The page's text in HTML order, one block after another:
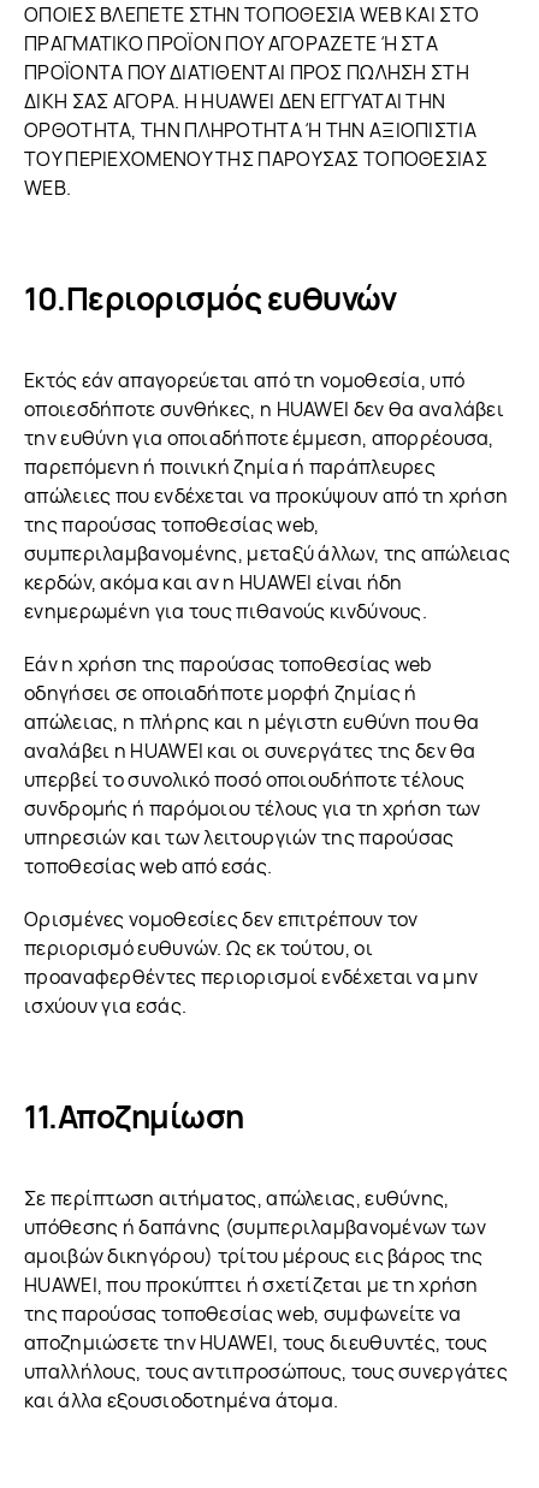
ΟΠΟΙΕΣ ΒΛΕΠΕΤΕ ΣΤΗΝ ΤΟΠΟΘΕΣΙΑ WEB ΚΑΙ ΣΤΟ
ΠΡΑΓΜΑΤΙΚΟ ΠΡΟΪΟΝ ΠΟΥ ΑΓΟΡΑΖΕΤΕ Ή ΣΤΑ
ΠΡΟΪΟΝΤΑ ΠΟΥ ΔΙΑΤΙΘΕΝΤΑΙ ΠΡΟΣ ΠΩΛΗΣΗ ΣΤΗ
ΔΙΚΗ ΣΑΣ ΑΓΟΡΑ. Η HUAWEI ΔΕΝ ΕΓΓΥΑΤΑΙ ΤΗΝ
ΟΡΘΟΤΗΤΑ, ΤΗΝ ΠΛΗΡΟΤΗΤΑ Ή ΤΗΝ ΑΞΙΟΠΙΣΤΙΑ
ΤΟΥ ΠΕΡΙΕΧΟΜΕΝΟΥ ΤΗΣ ΠΑΡΟΥΣΑΣ ΤΟΠΟΘΕΣΙΑΣ
WEB.
Περιορισμός ευθυνών
Εκτός εάν απαγορεύεται από τη νομοθεσία, υπό
οποιεσδήποτε συνθήκες, η HUAWEI δεν θα αναλάβει
την ευθύνη για οποιαδήποτε έμμεση, απορρέουσα,
παρεπόμενη ή ποινική ζημία ή παράπλευρες
απώλειες που ενδέχεται να προκύψουν από τη χρήση
της παρούσας τοποθεσίας web,
συμπεριλαμβανομένης, μεταξύ άλλων, της απώλειας
κερδών, ακόμα και αν η HUAWEI είναι ήδη
ενημερωμένη για τους πιθανούς κινδύνους.
Εάν η χρήση της παρούσας τοποθεσίας web
οδηγήσει σε οποιαδήποτε μορφή ζημίας ή
απώλειας, η πλήρης και η μέγιστη ευθύνη που θα
αναλάβει η HUAWEI και οι συνεργάτες της δεν θα
υπερβεί το συνολικό ποσό οποιουδήποτε τέλους
συνδρομής ή παρόμοιου τέλους για τη χρήση των
υπηρεσιών και των λειτουργιών της παρούσας
τοποθεσίας web από εσάς.
Ορισμένες νομοθεσίες δεν επιτρέπουν τον
περιορισμό ευθυνών. Ως εκ τούτου, οι
προαναφερθέντες περιορισμοί ενδέχεται να μην
ισχύουν για εσάς.
Αποζημίωση
Σε περίπτωση αιτήματος, απώλειας, ευθύνης,
υπόθεσης ή δαπάνης (συμπεριλαμβανομένων των
αμοιβών δικηγόρου) τρίτου μέρους εις βάρος της
HUAWEI, που προκύπτει ή σχετίζεται με τη χρήση
της παρούσας τοποθεσίας web, συμφωνείτε να
αποζημιώσετε την HUAWEI, τους διευθυντές, τους
υπαλλήλους, τους αντιπροσώπους, τους συνεργάτες
και άλλα εξουσιοδοτημένα άτομα.